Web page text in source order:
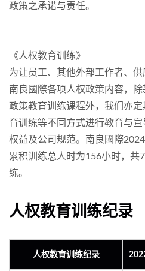
政策之承诺与责任。
《人权教育训练》
为让员工、其他外部工作者、
南良國際各项人权政策内容，
政策教育训练课程外，我们亦
育训练等不同方式进行教育与
权益及公司规范。南良國際
累积训练总人时为156小时，共
练。
人权教育训练纪录
人权教育训练纪录